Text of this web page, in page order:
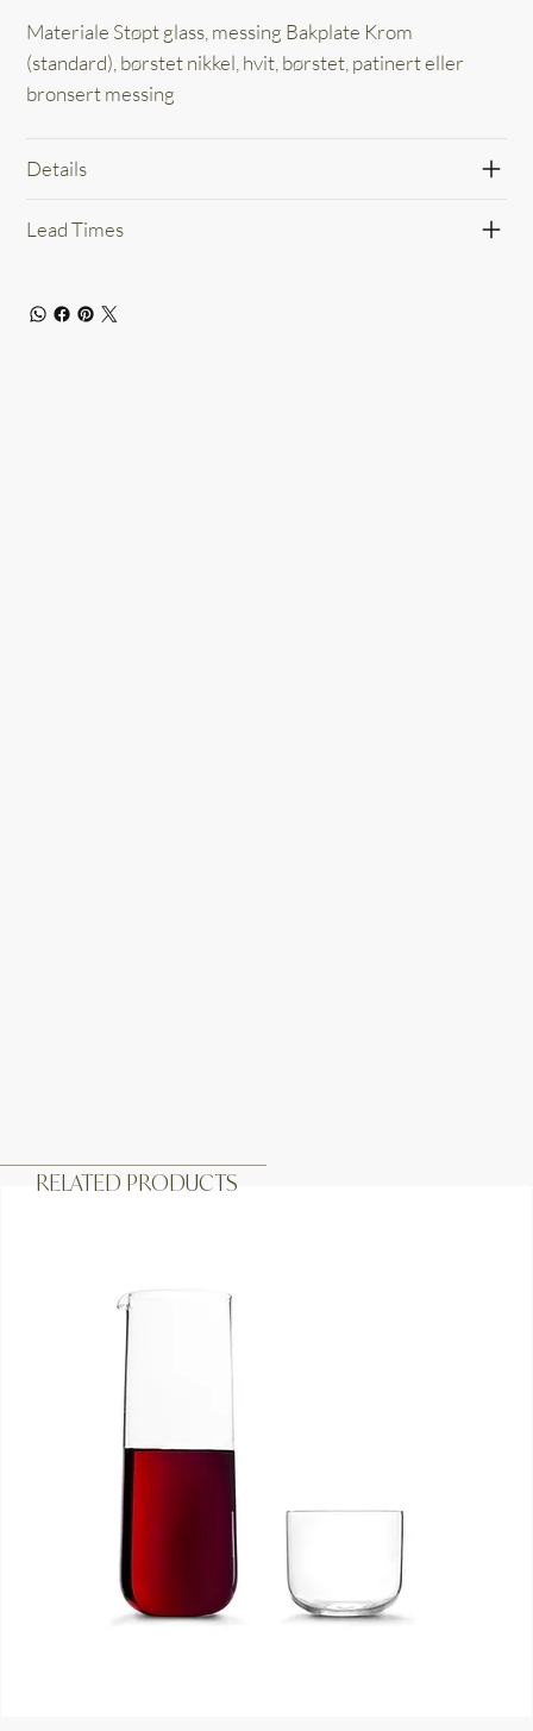
RELATED PRODUCTS
Materiale Støpt glass, messing Bakplate Krom
(standard), børstet nikkel, hvit, børstet, patinert eller
bronsert messing
Details
Lead Times